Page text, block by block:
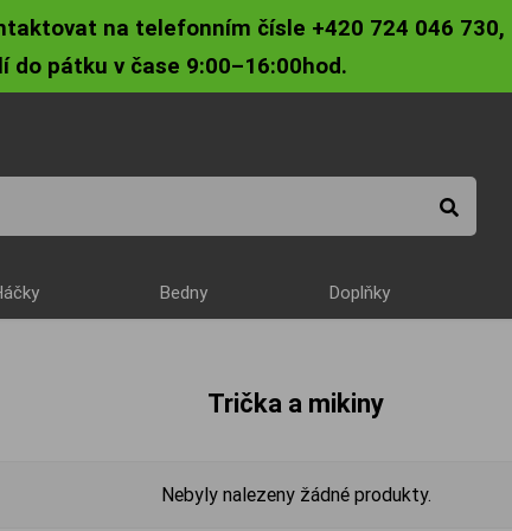
na telefonním čísle +420 724 046 730,
do pátku v čase 9:00–16:00hod.
Bedny Doplňky
Trička a mikiny
Nebyly nalezeny žádné produkty.